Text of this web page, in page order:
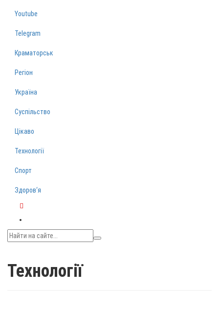
Youtube
Telegram
Краматорськ
Регіон
Україна
Суспільство
Цікаво
Технології
Спорт
Здоров‘я
Технології